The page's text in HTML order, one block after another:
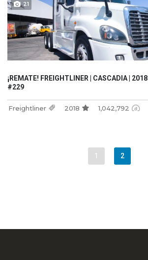
21
¡REMATE! FREIGHTLINER | CASCADIA | 2018 |
#229
Freightliner 2018 1,042,792
1 2